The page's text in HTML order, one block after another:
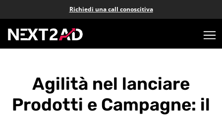
Richiedi una call conoscitiva
Agilità nel lanciare
Prodotti e Campagne: il